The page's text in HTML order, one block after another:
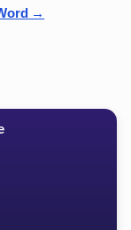
→